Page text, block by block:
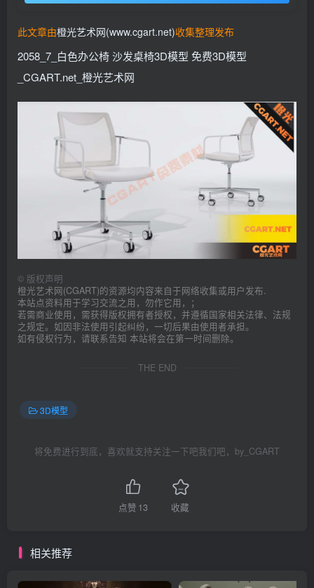
此文章由橙光艺术网(www.cgart.net)收集整理发布
2058_7_白色办公椅 沙发桌椅3D模型 免费3D模型
_CGART.net_橙光艺术网
© 版权声明
橙光艺术网(CGART)的资源均内容来自于网络收集或用户发布.
本站点资料用于学习交流之用，勿作它用，；
若需商业使用，需获得版权拥有者授权，并遵循国家相关法律、法规
之规定。如因非法使用引起纠纷，一切后果由使用者承担。
如有侵权行为，请联系告知 本站将会在第一时间删除。
THE END
3D模型
将免费进行到底，喜欢就支持关注一下吧我们吧，by_CGART
点赞 13 收藏
相关推荐